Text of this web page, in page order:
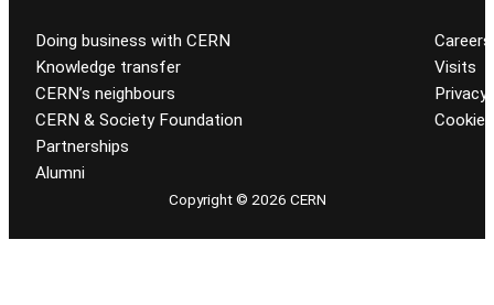
Doing business with CERN
Knowledge transfer
CERN’s neighbours
CERN & Society Foundation
Partnerships
Alumni
Careers
Visits
Privacy
Cookie
Copyright © 2026 CERN